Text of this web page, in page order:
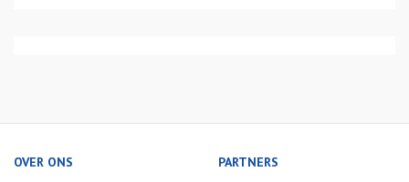
OVER ONS PARTNERS